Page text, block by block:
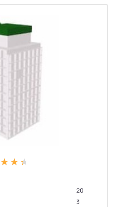
20
3